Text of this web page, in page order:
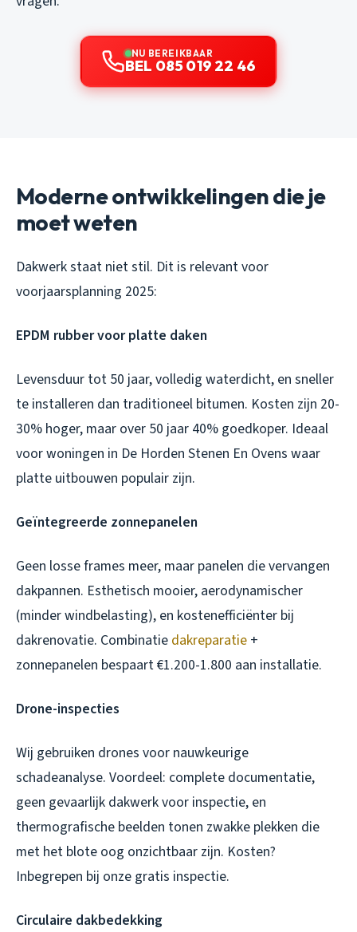
NU BEREIKBAAR
BEL 085 019 22 46
Moderne ontwikkelingen die je
moet weten
Dakwerk staat niet stil. Dit is relevant voor
voorjaarsplanning 2025:
EPDM rubber voor platte daken
Levensduur tot 50 jaar, volledig waterdicht, en sneller
te installeren dan traditioneel bitumen. Kosten zijn 20-
30% hoger, maar over 50 jaar 40% goedkoper. Ideaal
voor woningen in De Horden Stenen En Ovens waar
platte uitbouwen populair zijn.
Geïntegreerde zonnepanelen
Geen losse frames meer, maar panelen die vervangen
dakpannen. Esthetisch mooier, aerodynamischer
(minder windbelasting), en kostenefficiënter bij
dakrenovatie. Combinatie dakreparatie +
zonnepanelen bespaart €1.200-1.800 aan installatie.
Drone-inspecties
Wij gebruiken drones voor nauwkeurige
schadeanalyse. Voordeel: complete documentatie,
geen gevaarlijk dakwerk voor inspectie, en
thermografische beelden tonen zwakke plekken die
met het blote oog onzichtbaar zijn. Kosten?
Inbegrepen bij onze gratis inspectie.
Circulaire dakbedekking